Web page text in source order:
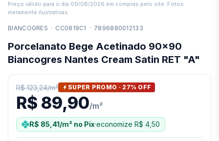
Preço válido para o dia 09/08/2026 em compras pelo site. Fotos
meramente ilustrativas.
BIANCOGRES · CC0819C1 · 7896880012133
Porcelanato Bege Acetinado 90x90
Biancogres Nantes Cream Satin RET "A"
R$ 123,24/m² SUPER PROMO · 27% OFF
R$ 89,90/m²
R$ 85,41/m² no Pix·economize R$ 4,50